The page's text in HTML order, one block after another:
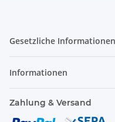
Gesetzliche Informationen
Informationen
Zahlung & Versand